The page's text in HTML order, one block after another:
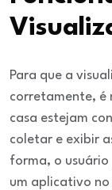
Para que a
corretamente, é
casa estejam
coletar e exibir
forma, o usuário
um aplicativo